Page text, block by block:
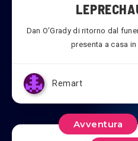
Dan O’Grady di ritorno dal
presenta a casa in
Remart
Avventura